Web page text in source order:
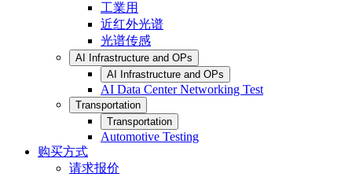
工業用
近红外光谱
光谱传感
AI Infrastructure and OPs
AI Infrastructure and OPs
AI Data Center Networking Test
Transportation
Transportation
Automotive Testing
购买方式
请求报价